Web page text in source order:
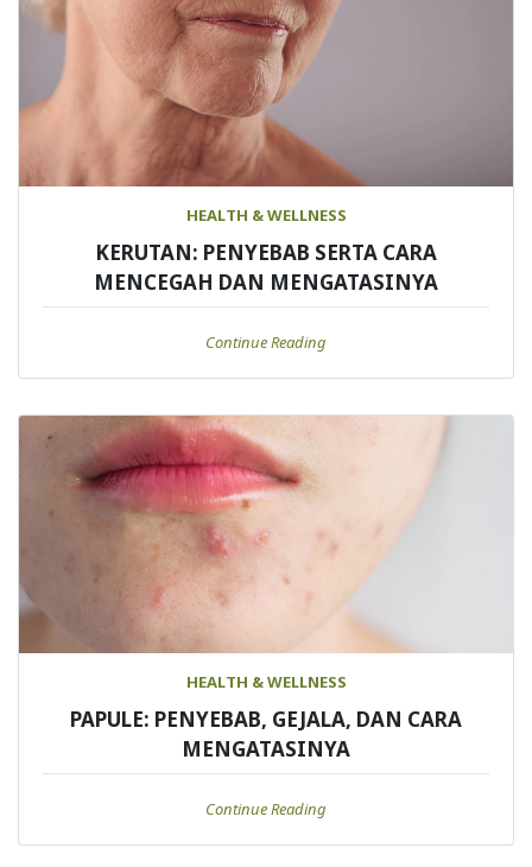
HEALTH & WELLNESS
KERUTAN: PENYEBAB SERTA CARA
MENCEGAH DAN MENGATASINYA
Continue Reading
HEALTH & WELLNESS
PAPULE: PENYEBAB, GEJALA, DAN CARA
MENGATASINYA
Continue Reading